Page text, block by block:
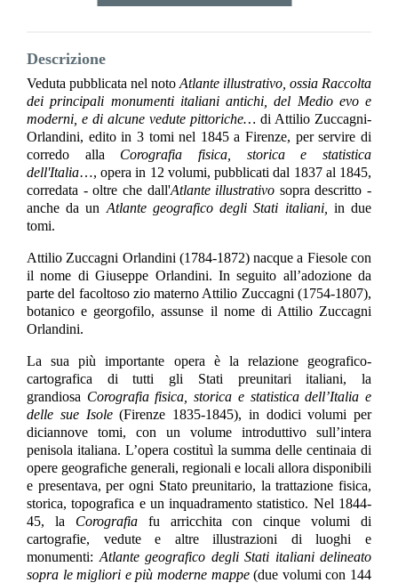
Descrizione
Veduta pubblicata nel noto Atlante illustrativo, ossia Raccolta
dei principali monumenti italiani antichi, del Medio evo e
moderni, e di alcune vedute pittoriche… di Attilio Zuccagni-
Orlandini, edito in 3 tomi nel 1845 a Firenze, per servire di
corredo alla Corografia fisica, storica e statistica
dell'Italia…, opera in 12 volumi, pubblicati dal 1837 al 1845,
corredata - oltre che dall'Atlante illustrativo sopra descritto -
anche da un Atlante geografico degli Stati italiani,
in due
tomi.
Attilio Zuccagni Orlandini (1784-1872) nacque a Fiesole con
il nome di Giuseppe Orlandini. In seguito all’adozione da
parte del facoltoso zio materno Attilio Zuccagni (1754-1807),
botanico e georgofilo, assunse il nome di Attilio Zuccagni
Orlandini.
La sua più importante opera è la relazione geografico-
cartografica di tutti gli Stati preunitari italiani, la
grandiosa Corografia fisica, storica e statistica dell’Italia e
delle sue Isole(Firenze 1835-1845), in dodici volumi per
diciannove tomi, con un volume introduttivo sull’intera
penisola italiana. L’opera costituì la summa delle centinaia di
opere geografiche generali, regionali e locali allora disponibili
e presentava, per ogni Stato preunitario, la trattazione fisica,
storica, topografica e un inquadramento statistico. Nel 1844-
45, la Corografiafu arricchita con cinque volumi di
cartografie, vedute e altre illustrazioni di luoghi e
monumenti: Atlante geografico degli Stati italiani delineato
sopra le migliori e più moderne mappe(due volumi con 144